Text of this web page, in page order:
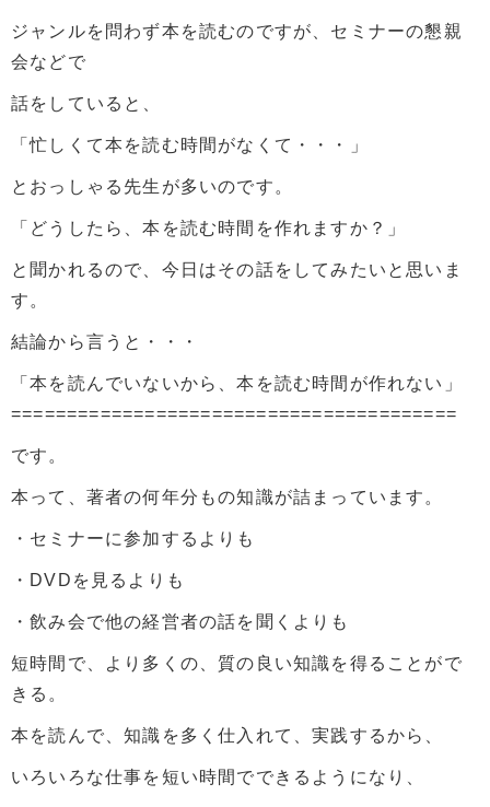
ジャンルを問わず本を読むのですが、セミナーの懇親
会などで
話をしていると、
「忙しくて本を読む時間がなくて・・・」
とおっしゃる先生が多いのです。
「どうしたら、本を読む時間を作れますか？」
と聞かれるので、今日はその話をしてみたいと思いま
す。
結論から言うと・・・
「本を読んでいないから、本を読む時間が作れない」
========================================
です。
本って、著者の何年分もの知識が詰まっています。
・セミナーに参加するよりも
・DVDを見るよりも
・飲み会で他の経営者の話を聞くよりも
短時間で、より多くの、質の良い知識を得ることがで
きる。
本を読んで、知識を多く仕入れて、実践するから、
いろいろな仕事を短い時間でできるようになり、